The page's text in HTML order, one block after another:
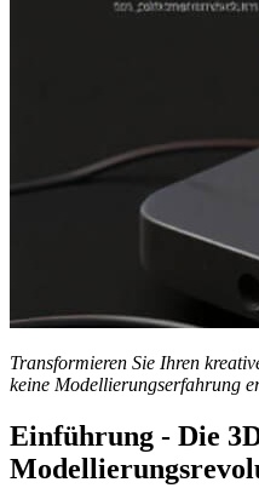
Transformieren Sie Ihren
keine Modellierungserfahrung
Einführung - Die